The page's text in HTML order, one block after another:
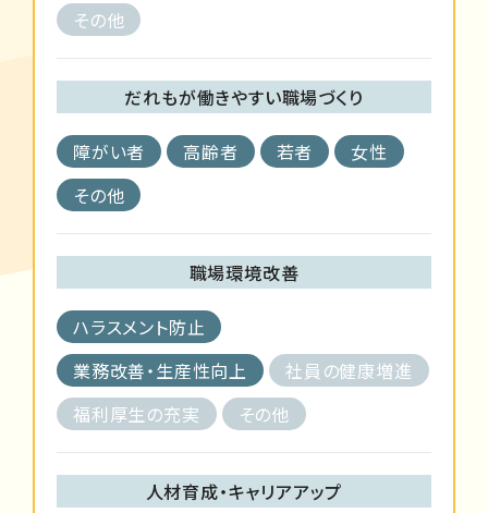
その他
だれもが働きやすい職場づくり
障がい者 高齢者 若者
女性
その他
職場環境改善
ハラスメント防止
業務改善・生産性向上
社員の健康増進
福利厚生の充実
その他
人材育成・キャリアアップ